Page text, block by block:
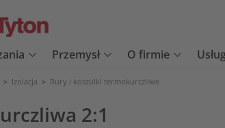
Przemysł O firmie
> Izolacja > Rury i koszulki termokurczliwe
2:1